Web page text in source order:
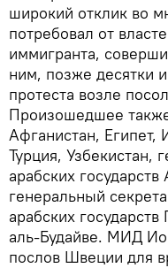
широкий отклик во
потребовал от
иммигранта,
ним, позже десятки
протеста возле
Произошедшее
Афганистан, Египет,
Турция, Узбекистан,
арабских
генеральный
арабских
аль-Будайве. МИД
послов Швеции для